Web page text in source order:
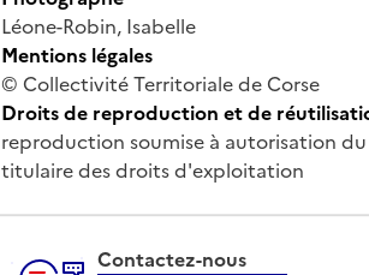
Léone-Robin, Isabelle
Mentions légales
© Collectivité Territoriale de Corse
Droits de reproduction et de
reproduction soumise à autorisation du
titulaire des droits d'exploitation
Contactez-nous